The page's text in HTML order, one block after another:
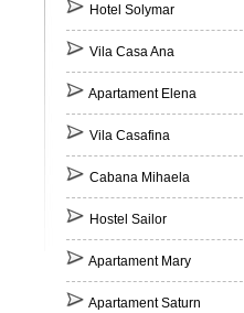
Hotel Solymar
Vila Casa Ana
Apartament Elena
Vila Casafina
Cabana Mihaela
Hostel Sailor
Apartament Mary
Apartament Saturn